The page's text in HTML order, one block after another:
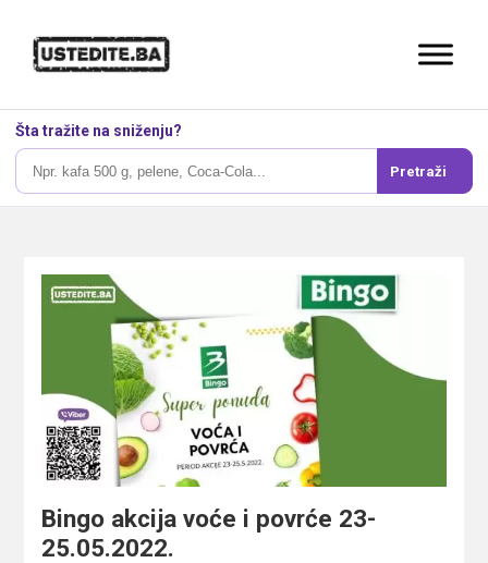
Šta tražite na sniženju?
Pretraži
Bingo akcija voće i povrće 23-
25.05.2022.